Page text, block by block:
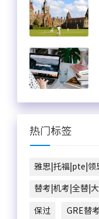
热门标签
雅思|托福|pte|领
替考|机考|全替|
保过 GRE替考